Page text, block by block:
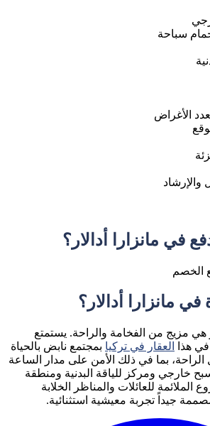
سباحة
الأغراض
والإرشاد
في مانزارا أدالار؟
الخصم
مانزارا أدالار؟
هي مزيج من الفخامة والراحة. يستمتع
هذا
العقار في تركيا بمجتمع نابض بالحياة
بما في ذلك الأمن على مدار الساعة
خارجي ومركز للياقة البدنية ومنطقة
الملائمة للعائلات والمناظر الخلابة
جيداً تجربة معيشية استثنائية.